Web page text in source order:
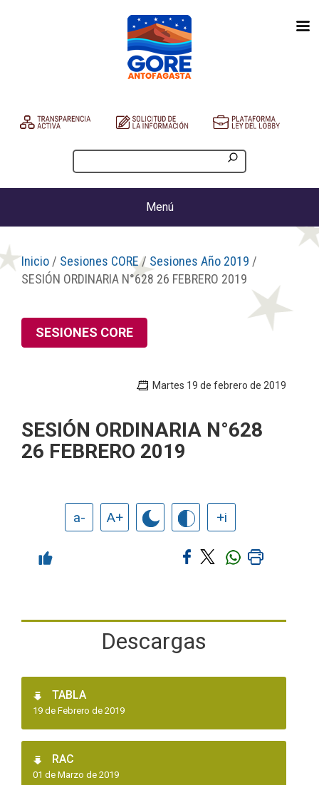
Menú
Inicio / Sesiones CORE/ Sesiones Año 2019 /
SESIÓN ORDINARIA N°628 26 FEBRERO 2019
SESIONES CORE
Martes 19 de febrero de 2019
SESIÓN ORDINARIA N°628
26 FEBRERO 2019
a- A+ +i
Descargas
TABLA
19 de Febrero de 2019
RAC
01 de Marzo de 2019